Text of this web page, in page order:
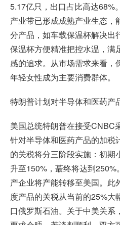
5.17亿只，出口占比高达68%
产业带已形成成熟产业生态，
分产品，如车载保温杯解决出
保温杯方便精准把控水温，满
感的追求。从市场需求来看，
年轻女性成为主要消费群体。
特朗普计划对半导体和医药产
美国总统特朗普在接受CNBC
针对半导体和医药产品的加税
的关税将分三阶段实施：初期
升至150%，蕞终将达到
产企业将产能转移至美国。此
度产品的关税从当前的25%大
口俄罗斯石油。关于中美关系